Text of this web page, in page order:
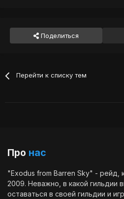
Поделиться
Перейти к списку тем
Про нас
"Exodus from Barren Sky" - рейд,
2009. Неважно, в какой гильдии
оставаться в своей гильдии и